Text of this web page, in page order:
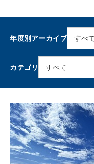
年度別アーカイブ
カテゴリ